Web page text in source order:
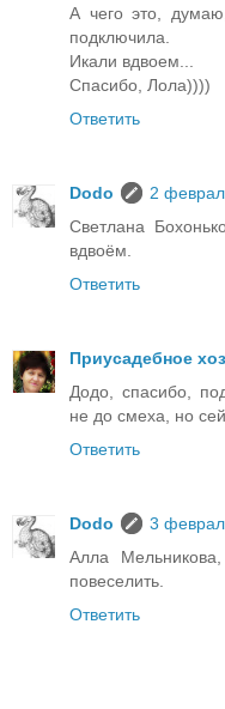
А чего это,
подключила.
Икали вдвоем...
Спасибо, Лола))))
Ответить
Dodo
2
Светлана
вдвоём.
Ответить
Приусадебное
Додо, спасибо,
не до смеха, но
Ответить
Dodo
3
Алла
повеселить.
Ответить